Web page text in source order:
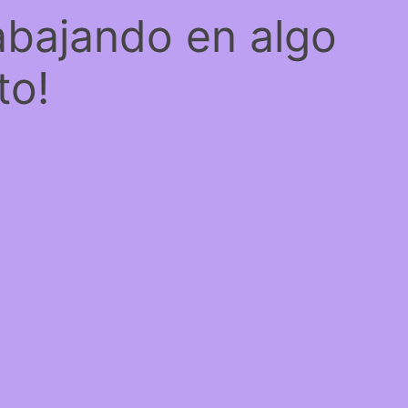
en algo